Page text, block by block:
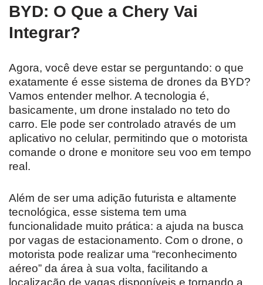
BYD: O Que a Chery Vai
Integrar?
Agora, você deve estar se perguntando: o que
exatamente é esse sistema de drones da BYD?
Vamos entender melhor. A tecnologia é,
basicamente, um drone instalado no teto do
carro. Ele pode ser controlado através de um
aplicativo no celular, permitindo que o motorista
comande o drone e monitore seu voo em tempo
real.
Além de ser uma adição futurista e altamente
tecnológica, esse sistema tem uma
funcionalidade muito prática: a ajuda na busca
por vagas de estacionamento. Com o drone, o
motorista pode realizar uma “reconhecimento
aéreo” da área à sua volta, facilitando a
localização de vagas disponíveis e tornando a